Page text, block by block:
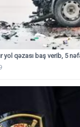
yol qəzası baş verib, 5